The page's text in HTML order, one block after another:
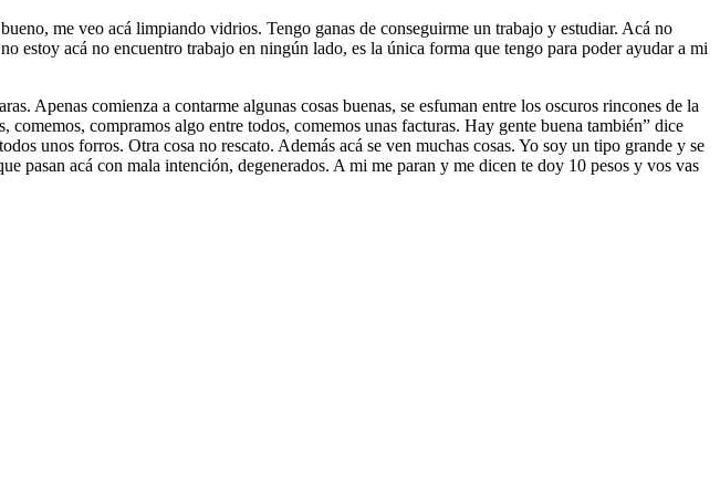
me veo acá limpiando vidrios. Tengo ganas de conseguirme un trabajo y estudiar. Acá no
estoy acá no encuentro trabajo en ningún lado, es la única forma que tengo para poder ayudar a mi
Apenas comienza a contarme algunas cosas buenas, se esfuman entre los oscuros rincones de la
compramos algo entre todos, comemos unas facturas. Hay gente buena también” dice
unos forros. Otra cosa no rescato. Además acá se ven muchas cosas. Yo soy un tipo grande y se
acá con mala intención, degenerados. A mi me paran y me dicen te doy 10 pesos y vos vas